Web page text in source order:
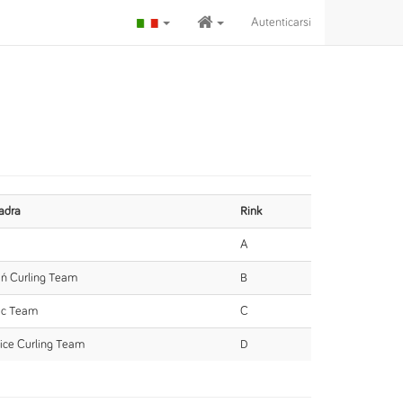
Autenticarsi
Rink
A
Curling Team B
Team C
Curling Team D